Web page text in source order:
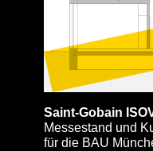
Saint-Gobain
Messestand und
für die BAU